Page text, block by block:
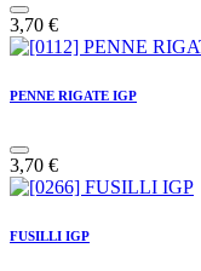
3,70 €
PENNE RIGATE IGP
3,70 €
FUSILLI IGP